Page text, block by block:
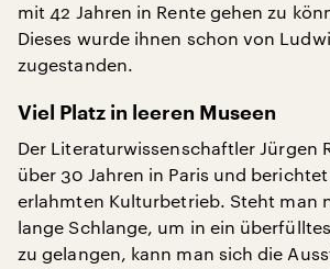
mit 42 Jahren in Rente gehen zu
Dieses wurde ihnen schon von
zugestanden.
Viel Platz in leeren Museen
Der Literaturwissenschaftler Jürgen
über 30 Jahren in Paris und
erlahmten Kulturbetrieb. Steht man
lange Schlange, um in ein
zu gelangen, kann man sich die